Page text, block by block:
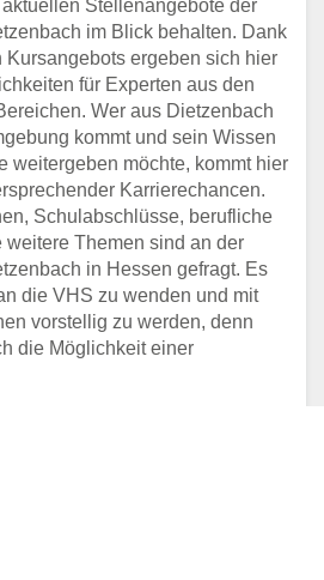
Str. 19, 77855 Achern
Aktualisiert: August 2021
DER
AHLEN
Markt 15, 59227 Ahlen
Aktualisiert: August 2021
DER
AHRENSBURG
24, vhs-Haus, 22926
Ahrensburg
Stellenangebote der
im Blick behalten. Dank
Kursangebots ergeben sich hier
für Experten aus den
Wer aus Dietzenbach
kommt und sein Wissen
weitergeben möchte, kommt hier
Karrierechancen.
Schulabschlüsse, berufliche
weitere Themen sind an der
in Hessen gefragt. Es
die VHS zu wenden und mit
vorstellig zu werden, denn
die Möglichkeit einer